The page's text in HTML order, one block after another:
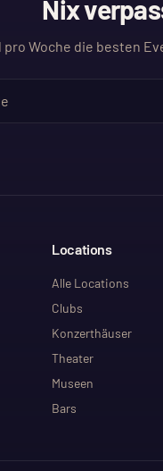
Nix
pro Woche die besten
Locations
Alle Locations
Clubs
Konzerthäuser
Theater
Museen
Bars